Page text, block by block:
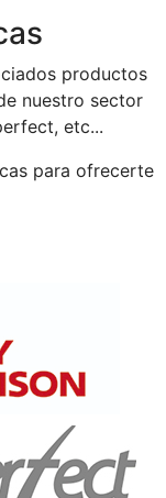
productos
nuestro sector
etc...
para ofrecerte